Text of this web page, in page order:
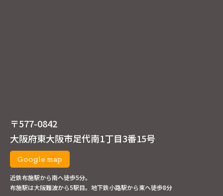
〒577-0842
大阪府東大阪市足代南1丁目3番15号
Google map
近鉄布施駅から南へ徒歩5分。
布施駅は大阪難波から5駅目。地下鉄小路駅から東へ徒歩8分